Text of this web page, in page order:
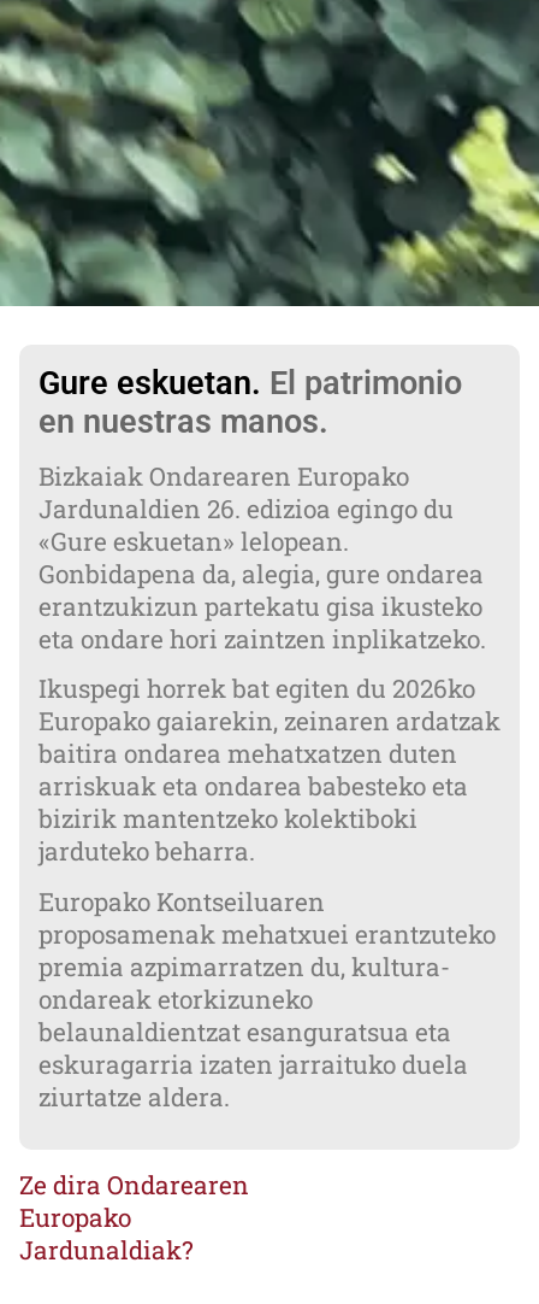
Gure eskuetan. El patrimonio
en nuestras manos.
Bizkaiak Ondarearen Europako
Jardunaldien 26. edizioa egingo du
«Gure eskuetan» lelopean.
Gonbidapena da, alegia, gure ondarea
erantzukizun partekatu gisa ikusteko
eta ondare hori zaintzen inplikatzeko.
Ikuspegi horrek bat egiten du 2026ko
Europako gaiarekin, zeinaren ardatzak
baitira ondarea mehatxatzen duten
arriskuak eta ondarea babesteko eta
bizirik mantentzeko kolektiboki
jarduteko beharra.
Europako Kontseiluaren
proposamenak mehatxuei erantzuteko
premia azpimarratzen du, kultura-
ondareak etorkizuneko
belaunaldientzat esanguratsua eta
eskuragarria izaten jarraituko duela
ziurtatze aldera.
Ze dira Ondarearen
Europako
Jardunaldiak?